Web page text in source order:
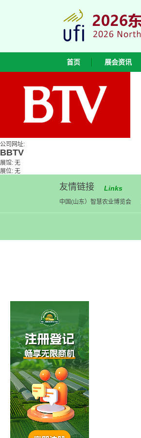
首页 展会资讯
公司网址:
BBTV
展馆: 无
展位: 无
友情链接 Links
中国(山东）智慧农业博览会